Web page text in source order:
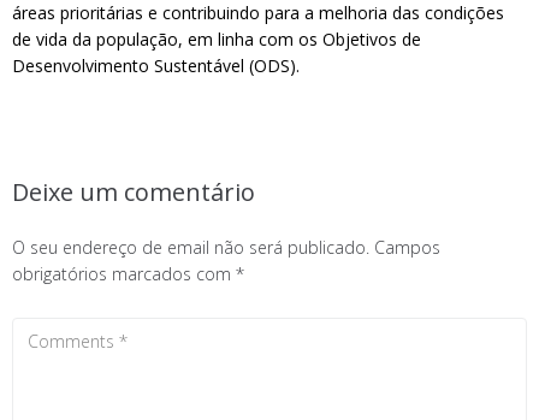
áreas prioritárias e contribuindo para a melhoria das condições
de vida da população, em linha com os Objetivos de
Desenvolvimento Sustentável (ODS).
Deixe um comentário
O seu endereço de email não será publicado. Campos
obrigatórios marcados com *